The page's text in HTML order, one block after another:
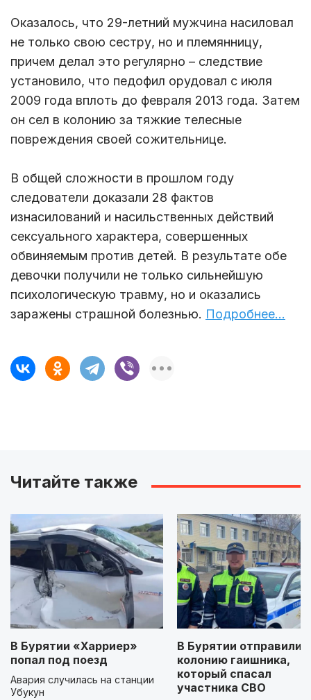
Оказалось, что 29-летний мужчина насиловал
не только свою сестру, но и племянницу,
причем делал это регулярно – следствие
установило, что педофил орудовал с июля
2009 года вплоть до февраля 2013 года. Затем
он сел в колонию за тяжкие телесные
повреждения своей сожительнице.
В общей сложности в прошлом году
следователи доказали 28 фактов
изнасилований и насильственных действий
сексуального характера, совершенных
обвиняемым против детей. В результате обе
девочки получили не только сильнейшую
психологическую травму, но и оказались
заражены страшной болезнью. Подробнее…
Читайте также
В Бурятии «Харриер»
попал под поезд
Авария случилась на станции
Убукун
В Бурятии отправили в
колонию гаишника,
который спасал
участника СВО